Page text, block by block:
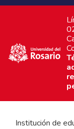
Institución de